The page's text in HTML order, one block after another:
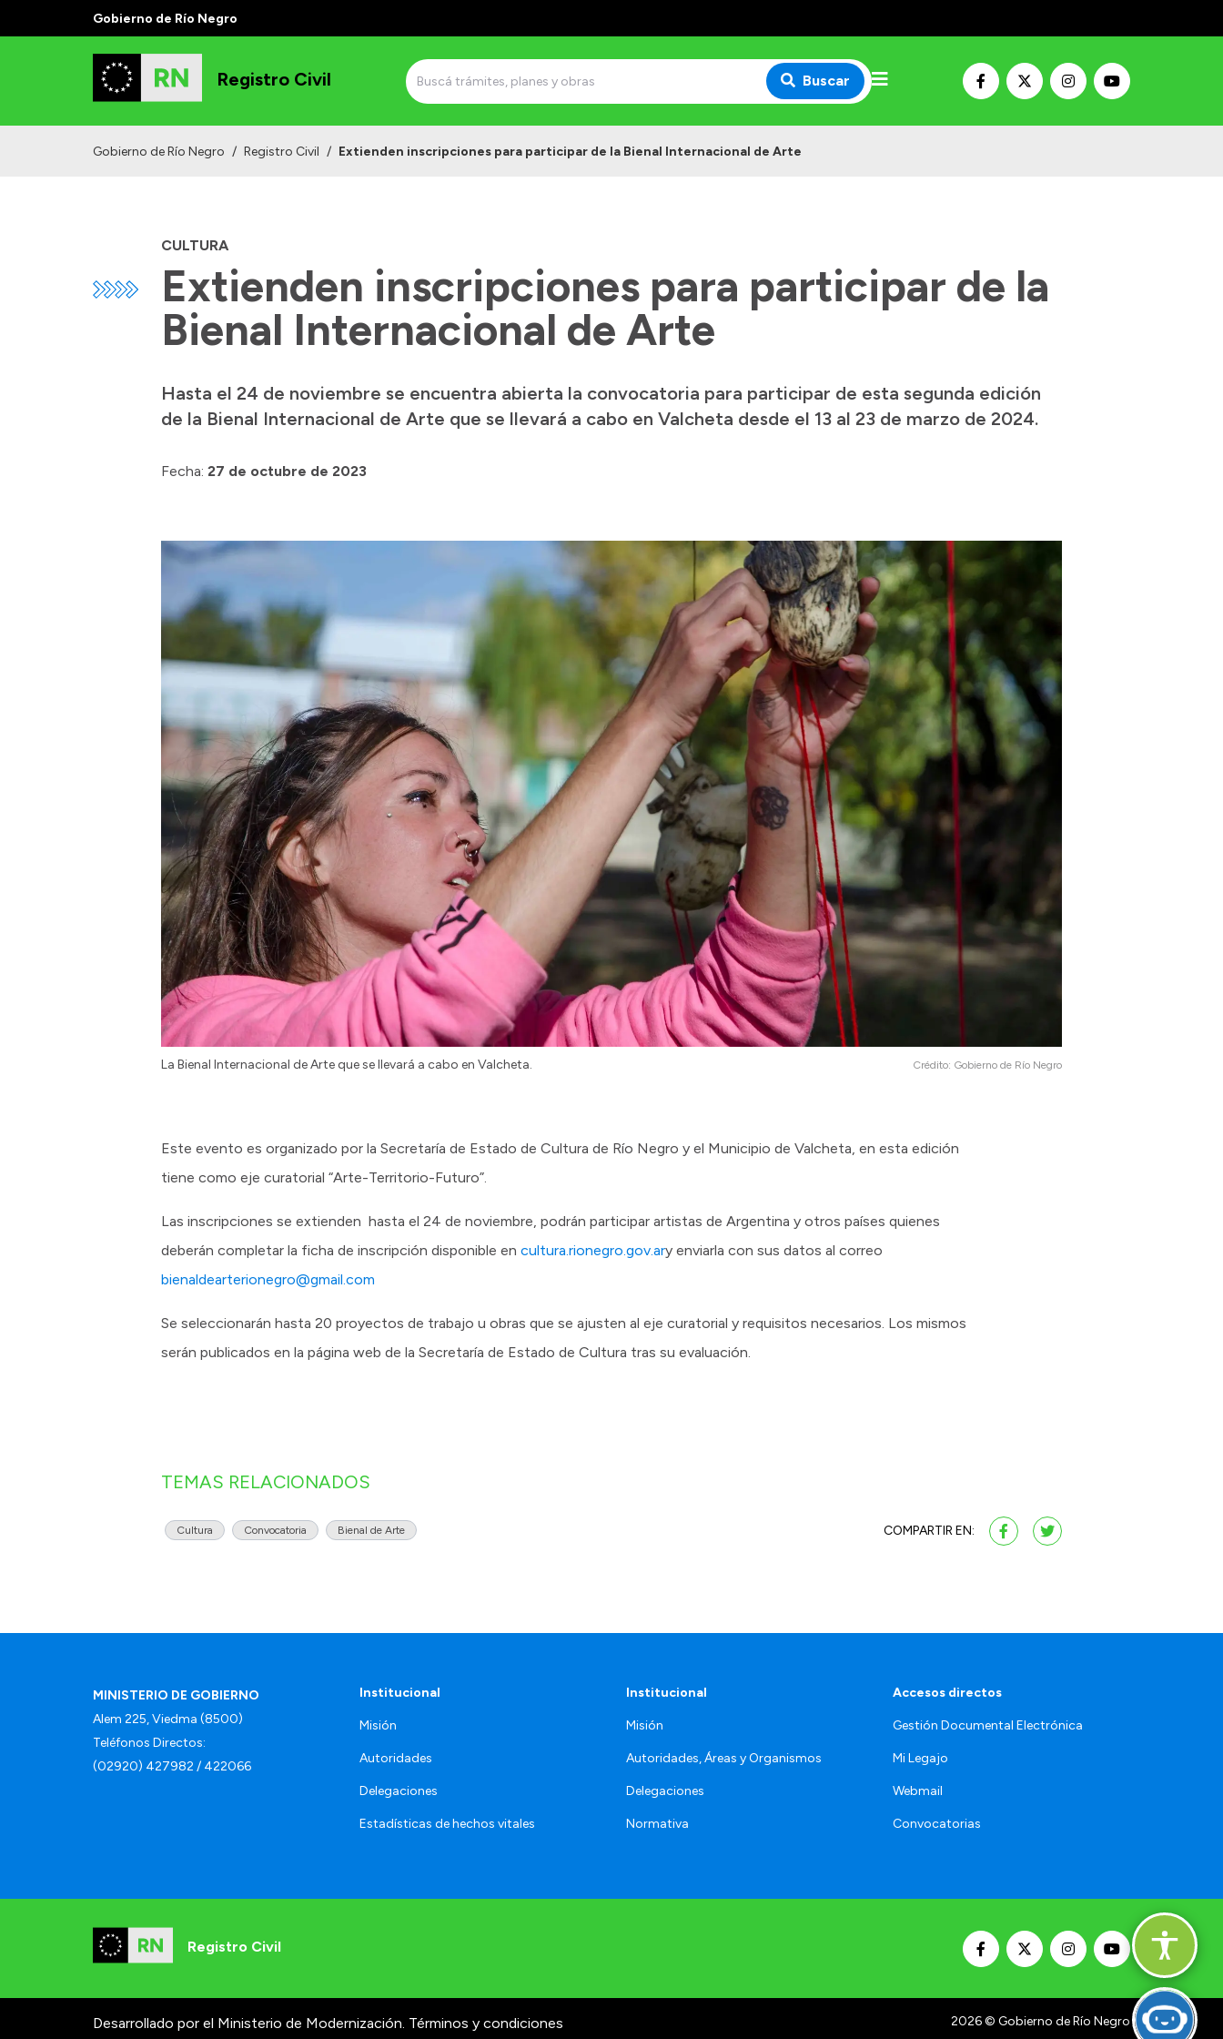
Gobierno de Río Negro
Registro Civil Buscar
Gobierno de Río Negro / Registro Civil / Extienden inscripciones para participar de la Bienal Internacional de Arte
CULTURA
Extienden inscripciones para participar de la
Bienal Internacional de Arte
Hasta el 24 de noviembre se encuentra abierta la convocatoria para participar de esta segunda edición
de la Bienal Internacional de Arte que se llevará a cabo en Valcheta desde el 13 al 23 de marzo de 2024.
Fecha: 27 de octubre de 2023
La Bienal Internacional de Arte que se llevará a cabo en Valcheta. Crédito: Gobierno de Río Negro
Este evento es organizado por la Secretaría de Estado de Cultura de Río Negro y el Municipio de Valcheta, en esta edición
tiene como eje curatorial “Arte-Territorio-Futuro”.
Las inscripciones se extienden hasta el 24 de noviembre, podrán participar artistas de Argentina y otros países quienes
deberán completar la ficha de inscripción disponible en cultura.rionegro.gov.ary enviarla con sus datos al correo
bienaldearterionegro@gmail.com
Se seleccionarán hasta 20 proyectos de trabajo u obras que se ajusten al eje curatorial y requisitos necesarios. Los mismos
serán publicados en la página web de la Secretaría de Estado de Cultura tras su evaluación.
TEMAS RELACIONADOS
Cultura Convocatoria Bienal de Arte COMPARTIR EN:
MINISTERIO DE GOBIERNO
Alem 225, Viedma (8500)
Teléfonos Directos:
(02920) 427982 / 422066
Institucional
Misión
Autoridades
Delegaciones
Estadísticas de hechos vitales
Institucional
Misión
Autoridades, Áreas y Organismos
Delegaciones
Normativa
Accesos directos
Gestión Documental Electrónica
Mi Legajo
Webmail
Convocatorias
Registro Civil
Desarrollado por el Ministerio de Modernización. Términos y condiciones 2026© Gobierno de Río Negro